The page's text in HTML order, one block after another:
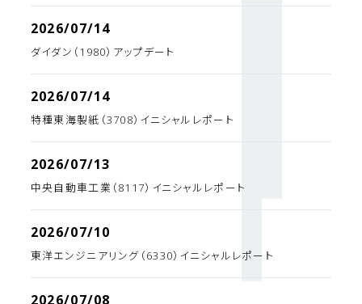
2026/07/14
ダイダン（1980）アップデート
2026/07/14
特種東海製紙（3708）イニシャルレポート
2026/07/13
中央自動車工業（8117）イニシャルレポート
2026/07/10
東洋エンジニアリング（6330）イニシャルレポート
2026/07/08